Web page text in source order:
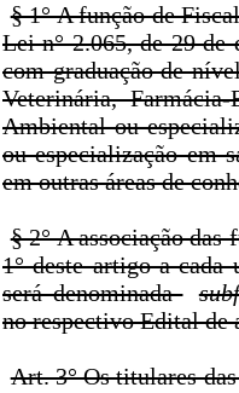
§ 1° A função de
Lei n° 2.065, de 29 de
com graduação de
Veterinária,
Ambiental ou
ou especialização em
em outras áreas de
§ 2° A associação
1° deste artigo a cada
será denominada
no respectivo Edital de
Art. 3° Os titulares